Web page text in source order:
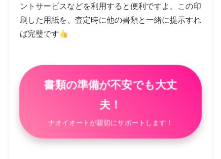
ントサービスなどを利用すると便利ですよ。この印
刷した用紙を、査定時に他の書類と一緒に提示すれ
ば完璧です
書類の準備が不安でも大丈
夫！
ナオイオートが親切にサポートします！